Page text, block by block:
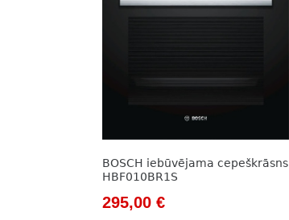
BOSCH iebūvējama cepeškrāsns
HBF010BR1S
Original
295,00 €Current